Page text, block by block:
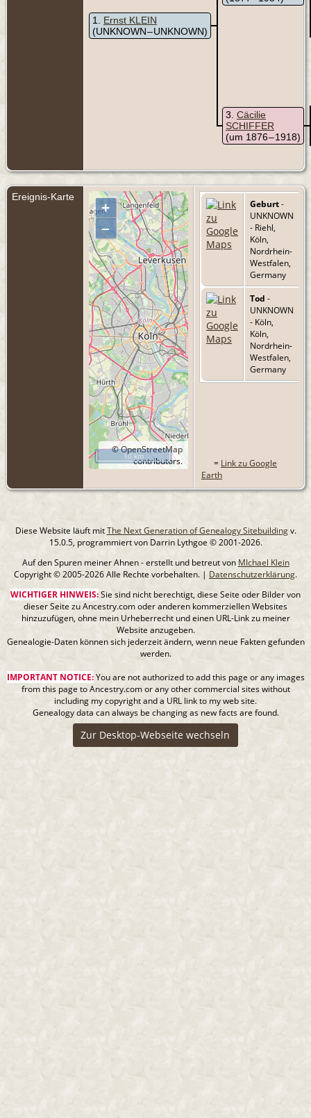
1
Ernst KLEIN
(UNKNOWN – UNKNOWN)
3 Cäcilie
SCHIFFER
(um 1876 – 1918)
Ereignis-Karte
+
–
©OpenStreetMap
contributors.
10 km
Geburt-
UNKNOWN
- Riehl,
Köln,
Nordrhein-
Westfalen,
Germany
Tod -
UNKNOWN
- Köln,
Köln,
Nordrhein-
Westfalen,
Germany
= Link zu Google
Earth
Diese Website läuft mitThe Next Generation of Genealogy Sitebuildingv.
15.0.5, programmiert von Darrin Lythgoe © 2001-2026.
Auf den Spuren meiner Ahnen - erstellt und betreut von MIchael Klein
Copyright © 2005-2026 Alle Rechte vorbehalten. | Datenschutzerklärung.
WICHTIGER HINWEIS:Sie sind nicht berechtigt, diese Seite oder Bilder von
dieser Seite zu Ancestry.com oder anderen kommerziellen Websites
hinzuzufügen, ohne mein Urheberrecht und einen URL-Link zu meiner
Website anzugeben.
Genealogie-Daten können sich jederzeit ändern, wenn neue Fakten gefunden
werden.
IMPORTANT NOTICE:You are not authorized to add this page or any images
from this page to Ancestry.com or any other commercial sites without
including my copyright and a URL link to my web site.
Genealogy data can always be changing as new facts are found.
Zur Desktop-Webseite wechseln